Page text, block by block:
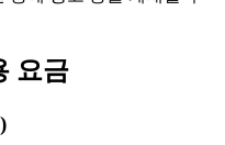
요금